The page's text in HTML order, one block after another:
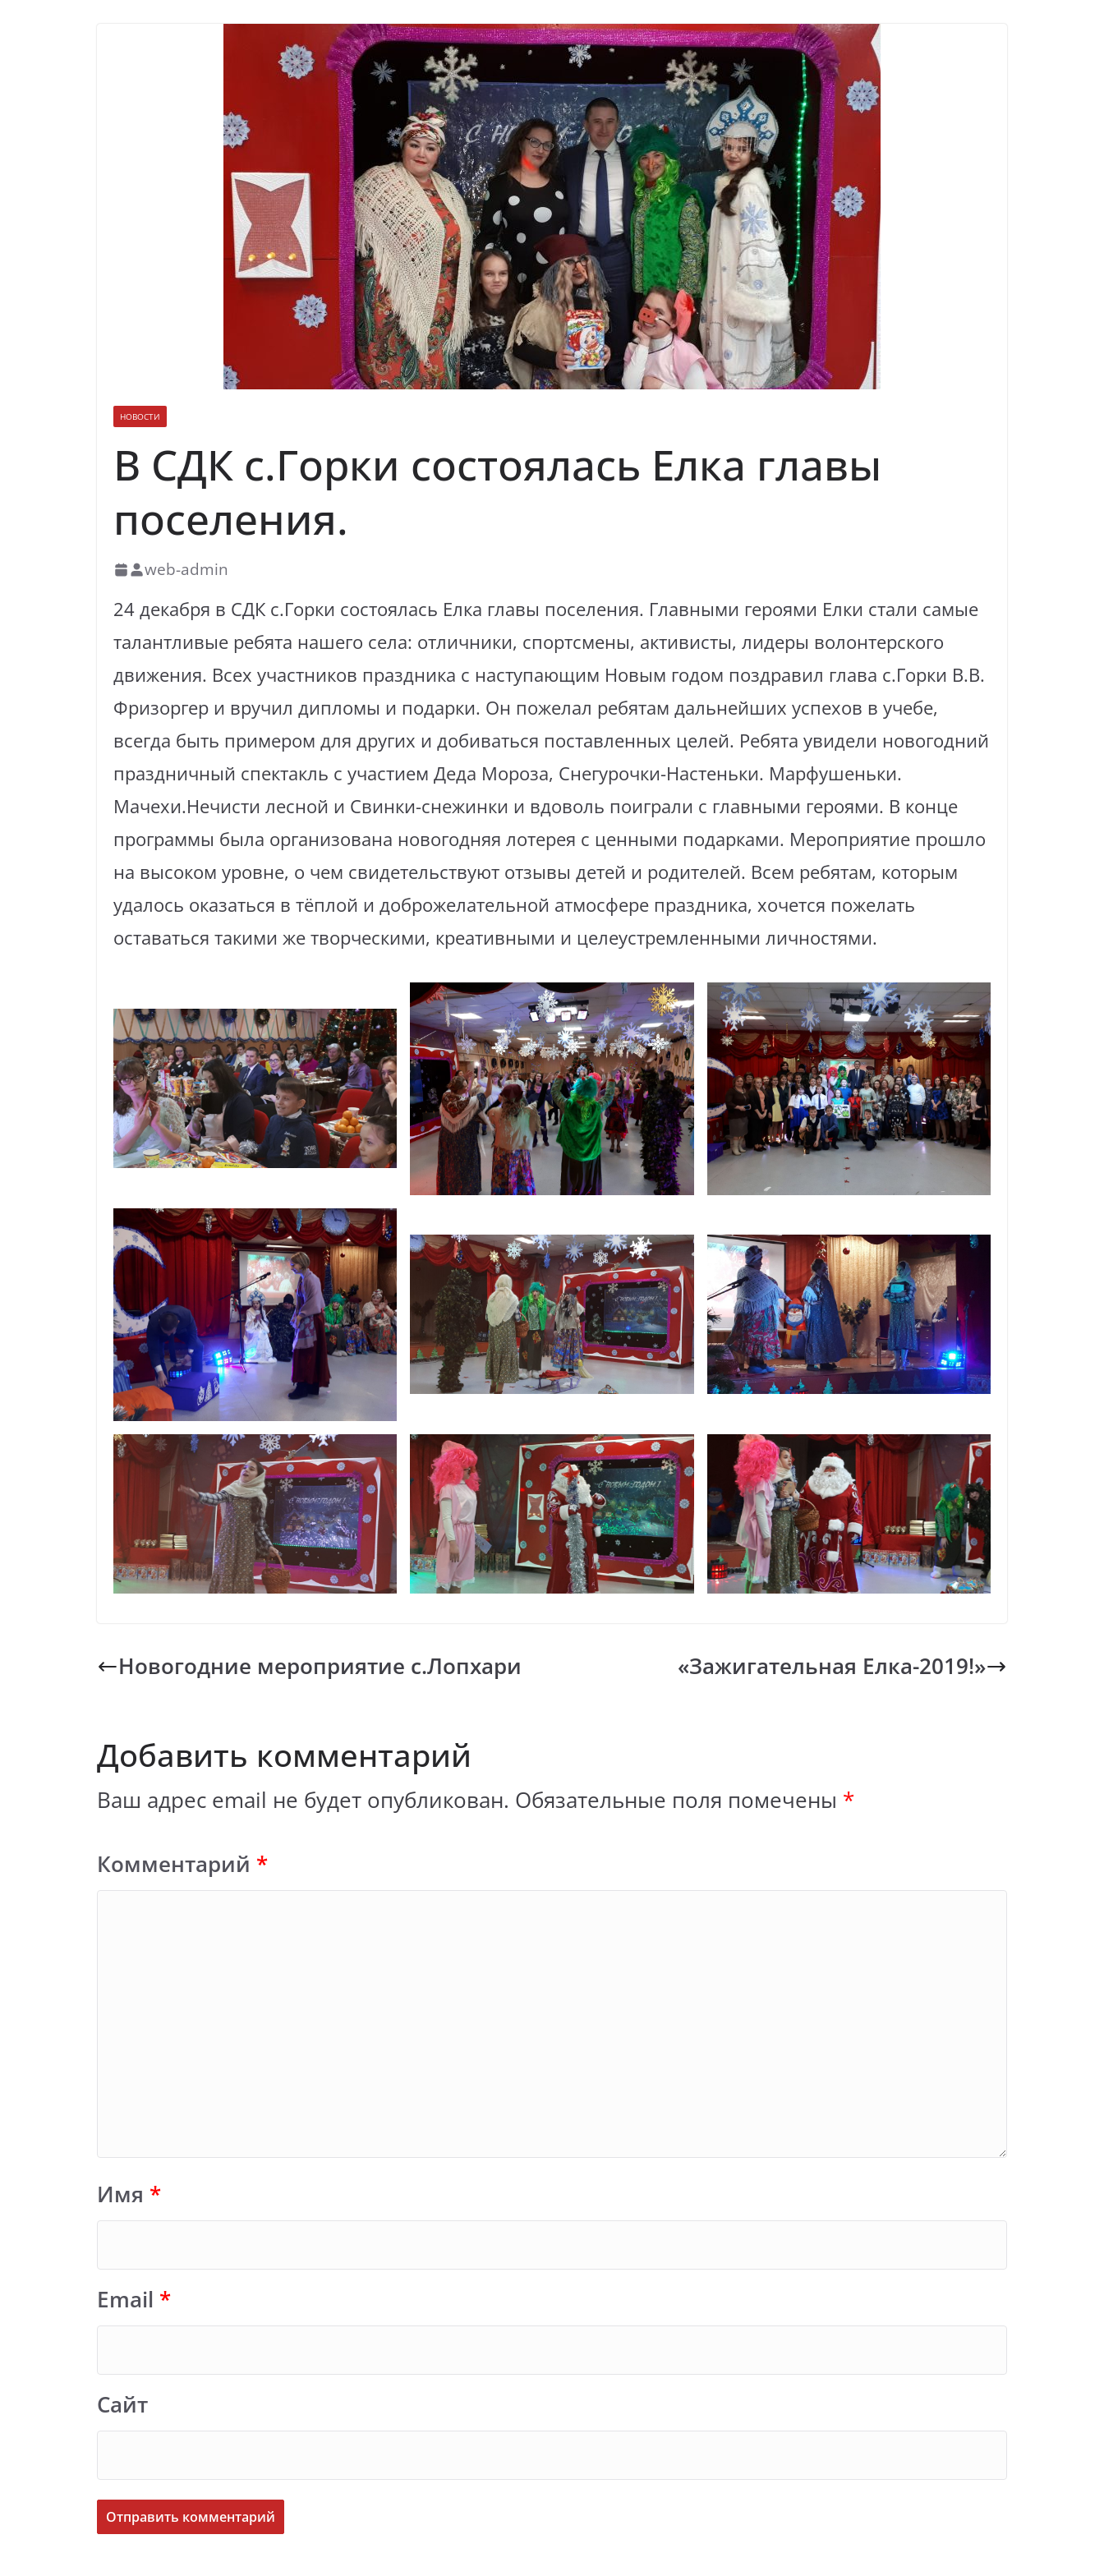
НОВОСТИ
В СДК с.Горки состоялась Елка главы
поселения.
web-admin
24 декабря в СДК с.Горки состоялась Елка главы поселения. Главными героями Елки стали самые
талантливые ребята нашего села: отличники, спортсмены, активисты, лидеры волонтерского
движения. Всех участников праздника с наступающим Новым годом поздравил глава с.Горки В.В.
Фризоргер и вручил дипломы и подарки. Он пожелал ребятам дальнейших успехов в учебе,
всегда быть примером для других и добиваться поставленных целей. Ребята увидели новогодний
праздничный спектакль с участием Деда Мороза, Снегурочки-Настеньки. Марфушеньки.
Мачехи.Нечисти лесной и Свинки-снежинки и вдоволь поиграли с главными героями. В конце
программы была организована новогодняя лотерея с ценными подарками. Мероприятие прошло
на высоком уровне, о чем свидетельствуют отзывы детей и родителей. Всем ребятам, которым
удалось оказаться в тёплой и доброжелательной атмосфере праздника, хочется пожелать
оставаться такими же творческими, креативными и целеустремленными личностями.
Новогодние мероприятие с.Лопхари «Зажигательная Елка-2019!»
Добавить комментарий
Ваш адрес email не будет опубликован. Обязательные поля помечены *
Комментарий *
Имя *
Email *
Сайт